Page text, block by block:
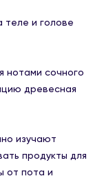
теле и голове
нотами сочного
древесная
изучают
продукты для
от пота и